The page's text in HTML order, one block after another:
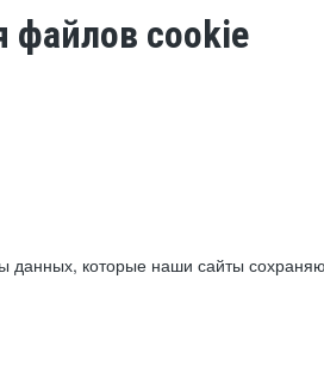
файлов cookie
которые наши сайты